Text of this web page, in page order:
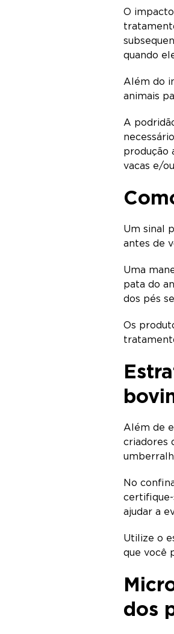
O
quando
Além do
animais
A
produção
vacas e/
Um sinal
antes de
Uma
pata do
dos pés
Os
Além de
criadores
No
certifique-
ajudar a
Utilize o
que você
dos